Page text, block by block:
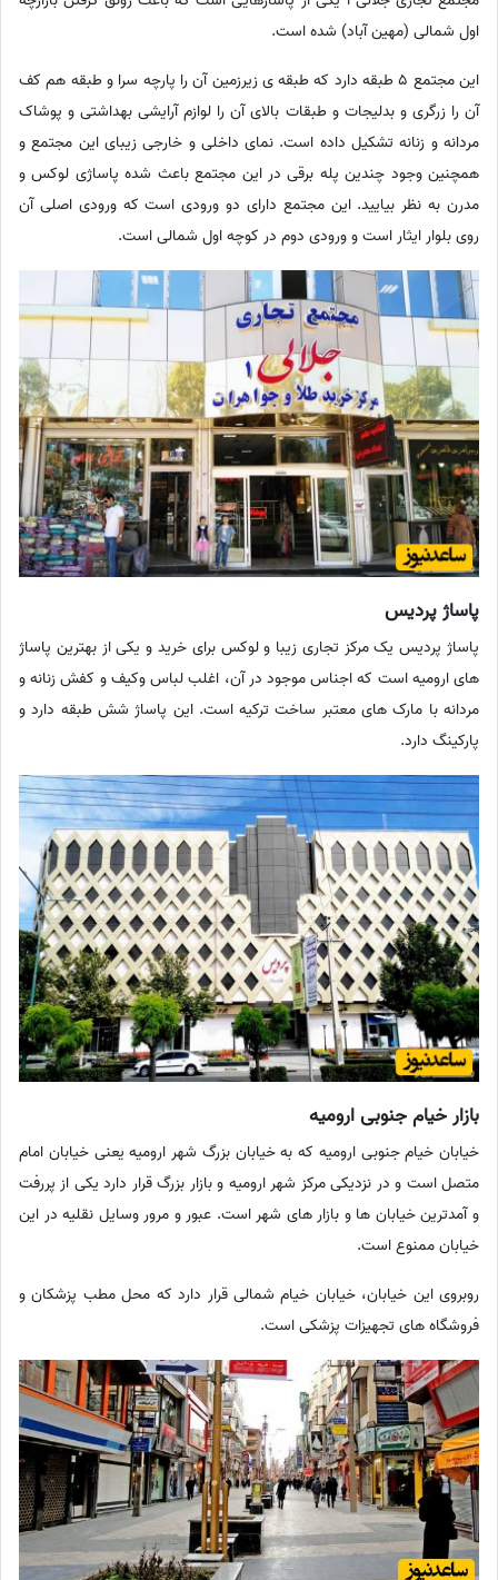
اول شمالی (مهین آباد) شده است.
این مجتمع 5 طبقه دارد که طبقه ی زیرزمین آن را پارچه سرا و طبقه هم کف
آن را زرگری و بدلیجات و طبقات بالای آن را لوازم آرایشی بهداشتی و پوشاک
مردانه و زنانه تشکیل داده است. نمای داخلی و خارجی زیبای این مجتمع و
همچنین وجود چندین پله برقی در این مجتمع باعث شده پاساژی لوکس و
مدرن به نظر بیایید. این مجتمع دارای دو ورودی است که ورودی اصلی آن
روی بلوار ایثار است و ورودی دوم در کوچه اول شمالی است.
پاساژ پردیس
پاساژ پردیس یک مرکز تجاری زیبا و لوکس برای خرید و یکی از بهترین پاساژ
های ارومیه است که اجناس موجود در آن، اغلب لباس وکیف و کفش زنانه و
مردانه با مارک های معتبر ساخت ترکیه است. این پاساژ شش طبقه دارد و
پارکینگ دارد.
بازار خیام جنوبی ارومیه
خیابان خیام جنوبی ارومیه که به خیابان بزرگ شهر ارومیه یعنی خیابان امام
متصل است و در نزدیکی مرکز شهر ارومیه و بازار بزرگ قرار دارد یکی از پررفت
و آمدترین خیابان ها و بازار های شهر است. عبور و مرور وسایل نقلیه در این
خیابان ممنوع است.
روبروی این خیابان، خیابان خیام شمالی قرار دارد که محل مطب پزشکان و
فروشگاه های تجهیزات پزشکی است.